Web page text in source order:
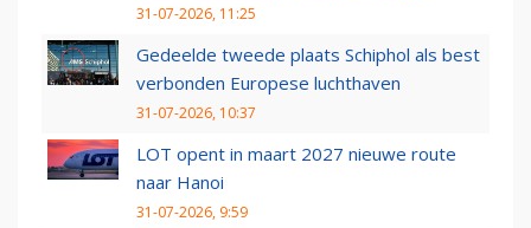
31-07-2026, 11:25
Gedeelde tweede plaats Schiphol als best
verbonden Europese luchthaven
31-07-2026, 10:37
LOT opent in maart 2027 nieuwe route
naar Hanoi
31-07-2026, 9:59